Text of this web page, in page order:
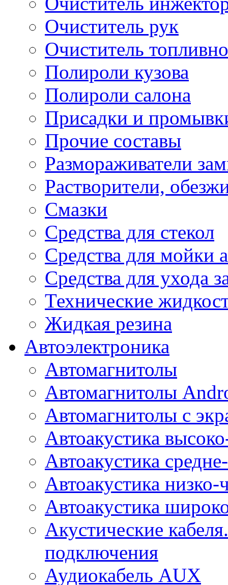
Очиститель рук
Очиститель
Полироли кузова
Полироли салона
Присадки и
Прочие составы
Размораживатели
Растворители,
Смазки
Средства для стекол
Средства для мойки
Средства для ухода
Технические
Жидкая резина
Автоэлектроника
Автомагнитолы
Автомагнитолы
Автомагнитолы с
Автоакустика
Автоакустика
Автоакустика низко-
Автоакустика
Акустические
подключения
Аудиокабель AUX